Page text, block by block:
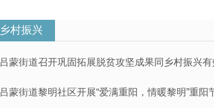
乡村振兴
吕蒙街道召开巩固拓展脱贫攻坚成果同乡村振兴
吕蒙街道黎明社区开展“爱满重阳，情暖黎明”重阳